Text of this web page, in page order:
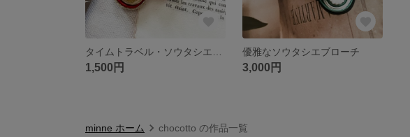
1,500円
優雅なソウタシエブローチ
3,000円
minne ホーム chocotto の作品一覧